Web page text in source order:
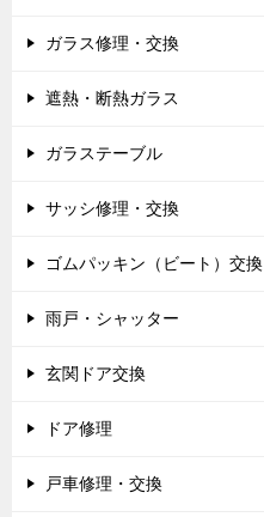
ガラス修理・交換
遮熱・断熱ガラス
ガラステーブル
サッシ修理・交換
ゴムパッキン（ビート）交換
雨戸・シャッター
玄関ドア交換
ドア修理
戸車修理・交換